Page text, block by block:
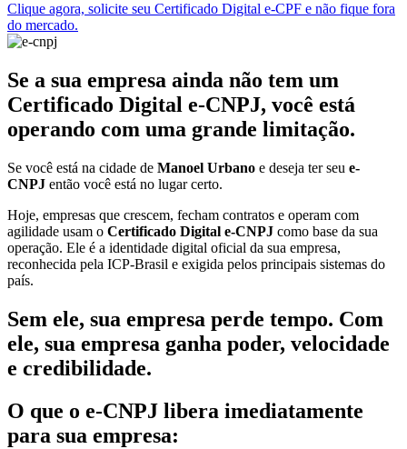
Clique agora, solicite seu Certificado Digital e-CPF e não fique fora
do mercado.
Se a sua empresa ainda não tem um
Certificado Digital e-CNPJ, você está
operando com uma grande limitação.
Se você está na cidade de Manoel Urbano e deseja ter seu e-
CNPJ então você está no lugar certo.
Hoje, empresas que crescem, fecham contratos e operam com
agilidade usam o Certificado Digital e-CNPJ como base da sua
operação. Ele é a identidade digital oficial da sua empresa,
reconhecida pela ICP-Brasil e exigida pelos principais sistemas do
país.
Sem ele, sua empresa perde tempo. Com
ele, sua empresa ganha poder, velocidade
e credibilidade.
O que o e-CNPJ libera imediatamente
para sua empresa: